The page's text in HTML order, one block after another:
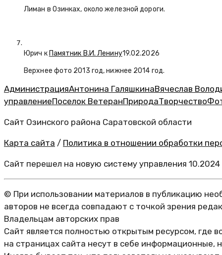
Лиман в Озинках, около железной дороги.
Юрич к Памятник В.И. Ленину19.02.2026
Верхнее фото 2013 год, нижнее 2014 год.
АдминистрацияАнтонина ГаляшкинаВячеслав
управлениеПоселок ВетеранПриродаТворчество
Сайт Озинского района Саратовской области
Карта сайта / Политика в отношении обработки
Сайт перешел на новую систему управления 10.2024
© При использовании материалов в публикацию
авторов не всегда совпадают с точкой зрения
Владельцам авторских прав
Сайт является полностью открытым ресурсом, где
на страницах сайта несут в себе информационные,